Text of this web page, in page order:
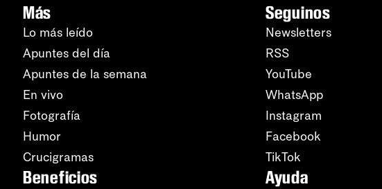
Más
Lo más leído
Apuntes del día
Apuntes de la semana
En vivo
Fotografía
Humor
Crucigramas
Beneficios
Seguinos
Newsletters
RSS
YouTube
WhatsApp
Instagram
Facebook
TikTok
Ayuda